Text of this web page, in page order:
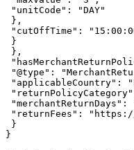
"unitCode" :
"DAY"
} ,
"cutOffTime" :
}
} ,
"@type" :
"applicableCountry" :
"returnPolicyCategory"
"merchantReturnDays" :
"returnFees" :
"https://
}
}